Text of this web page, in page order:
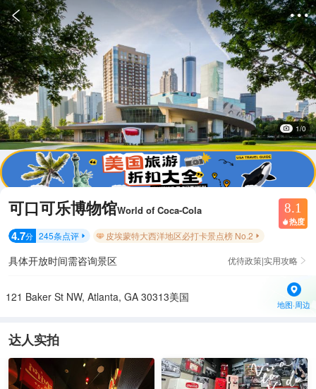
 
1/0
可口可乐博物馆World of Coca-Cola 8.1
 热度
4.7分 245条点评  皮埃蒙特大西洋地区必打卡景点榜 No.2 
具体开放时间需咨询景区 优待政策|实用攻略 
121 Baker St NW, Atlanta, GA 30313美国
地图·周边
达人实拍